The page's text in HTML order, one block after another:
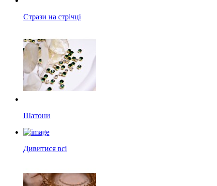
Стрази на стрічці
Шатони
Дивитися всі